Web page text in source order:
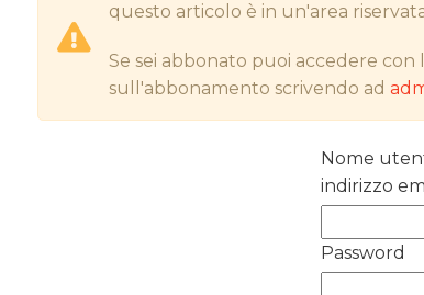
questo articolo è in un'area
Se sei abbonato puoi accedere
sull'abbonamento scrivendo ad
Nome
indirizzo
Password